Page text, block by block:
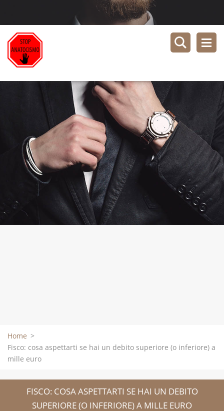
Home >
Fisco: cosa aspettarti se hai un debito superiore (o inferiore) a
mille euro
FISCO: COSA ASPETTARTI SE HAI UN DEBITO
SUPERIORE (O INFERIORE) A MILLE EURO